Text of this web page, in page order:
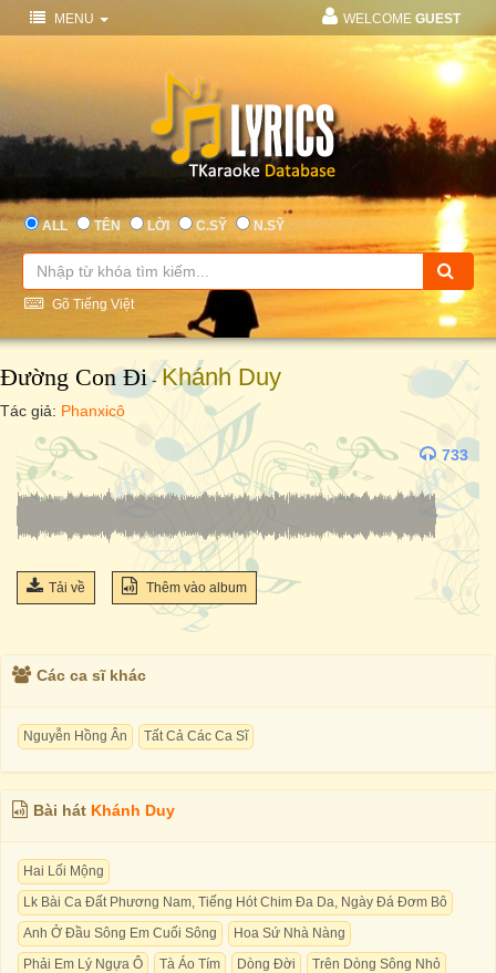
MENU WELCOME GUEST
ALL TÊN LỜI C.SỸ N.SỸ
Gõ Tiếng Việt
Đường Con Đi-Khánh Duy
Tác giả: Phanxicô
733
Tải về Thêm vào album
Các ca sĩ khác
Nguyễn Hồng Ân Tất Cả Các Ca Sĩ
Bài hát Khánh Duy
Hai Lối Mộng
Lk Bài Ca Đất Phương Nam, Tiếng Hót Chim Đa Da, Ngày Đá Đơm Bô
Anh Ở Đầu Sông Em Cuối Sông
Hoa Sứ Nhà Nàng
Phải Em Lý Ngựa Ô
Tà Áo Tím Dòng Đời
Trên Dòng Sông Nhỏ